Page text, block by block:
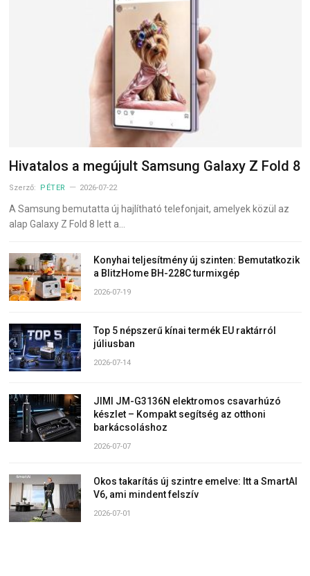
Hivatalos a megújult Samsung Galaxy Z Fold 8
Szerző: PÉTER 2026-07-22
A Samsung bemutatta új hajlítható telefonjait, amelyek közül az
alap Galaxy Z Fold 8 lett a…
Konyhai teljesítmény új szinten: Bemutatkozik
a BlitzHome BH-228C turmixgép
2026-07-19
Top 5 népszerű kínai termék EU raktárról
júliusban
2026-07-14
JIMI JM-G3136N elektromos csavarhúzó
készlet – Kompakt segítség az otthoni
barkácsoláshoz
2026-07-07
Okos takarítás új szintre emelve: Itt a SmartAI
V6, ami mindent felszív
2026-07-01